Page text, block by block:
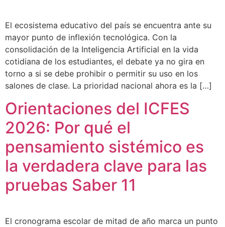
El ecosistema educativo del país se encuentra ante su
mayor punto de inflexión tecnológica. Con la
consolidación de la Inteligencia Artificial en la vida
cotidiana de los estudiantes, el debate ya no gira en
torno a si se debe prohibir o permitir su uso en los
salones de clase. La prioridad nacional ahora es la […]
Orientaciones del ICFES
2026: Por qué el
pensamiento sistémico es
la verdadera clave para las
pruebas Saber 11
El cronograma escolar de mitad de año marca un punto